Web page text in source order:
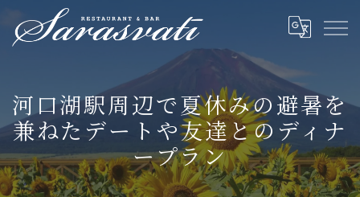
河口湖駅周辺で夏休みの避暑を
兼ねたデートや友達とのディナ
ープラン